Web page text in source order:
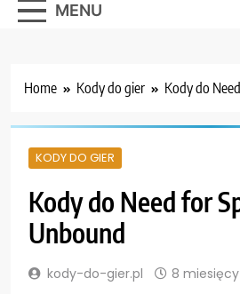
MENU
Home Kody do gier Kody do
KODY DO GIER
Kody do Need for
Unbound
kody-do-gier.pl 8